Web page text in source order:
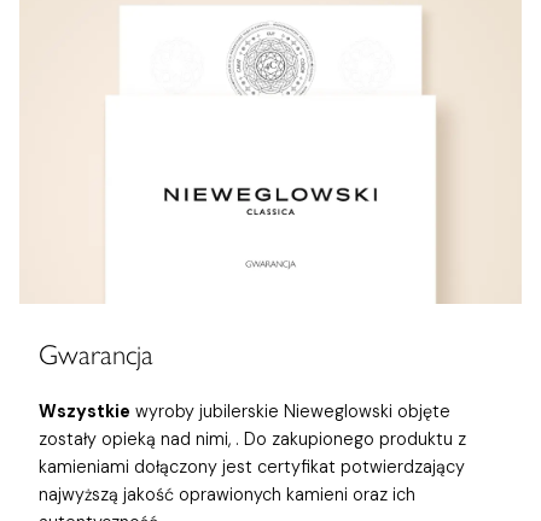
Gwarancja
Wszystkie wyroby jubilerskie Nieweglowski objęte
zostały opieką nad nimi, . Do zakupionego produktu z
kamieniami dołączony jest certyfikat potwierdzający
najwyższą jakość oprawionych kamieni oraz ich